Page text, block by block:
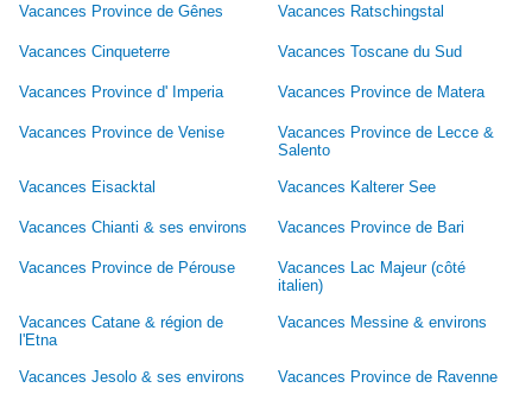
Vacances Province de Gênes Vacances Ratschingstal
Vacances Cinqueterre Vacances Toscane du Sud
Vacances Province d' Imperia Vacances Province de Matera
Vacances Province de Venise
Vacances Province de Lecce &
Salento
Vacances Eisacktal Vacances Kalterer See
Vacances Chianti & ses environs Vacances Province de Bari
Vacances Province de Pérouse
Vacances Lac Majeur (côté
italien)
Vacances Catane & région de
l'Etna
Vacances Messine & environs
Vacances Jesolo & ses environs Vacances Province de Ravenne